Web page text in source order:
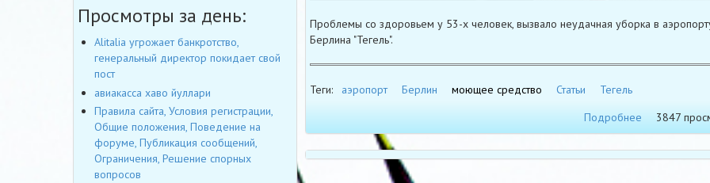
Проблемы со здоровьем у 53-х человек, вызвало неудачная уборка в
Берлина "Тегель".
Теги: аэропорт Берлин моющее средство Статьи
Тегель
Подробнее
3847
Просмотры за день:
Alitalia угрожает банкротство,
генеральный директор покидает свой
пост
авиакасса хаво йуллари
Правила сайта, Условия регистрации,
Общие положения, Поведение на
форуме, Публикация сообщений,
Ограничения, Решение спорных
вопросов